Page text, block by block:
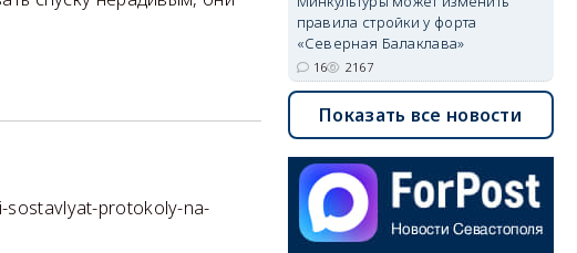
protokoly-na-
правила стройки у форта
«Северная Балаклава»
16 2167
Показать все новости